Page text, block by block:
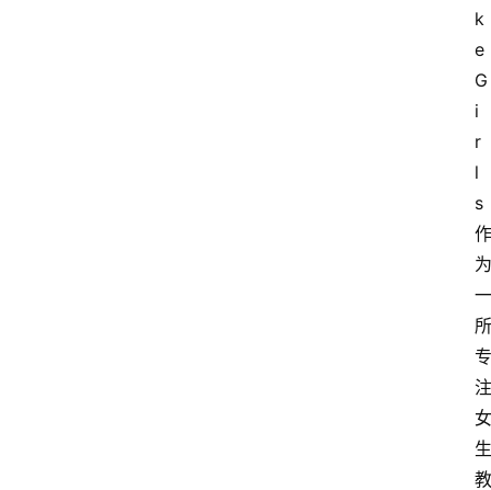
k
e
G
i
r
l
s
作
为
一
所
专
注
女
生
教